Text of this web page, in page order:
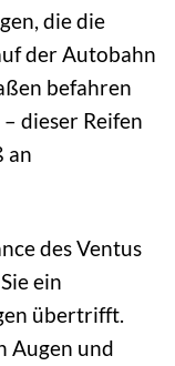
die die
der Autobahn
befahren
dieser Reifen
an
des Ventus
ein
übertrifft.
Augen und